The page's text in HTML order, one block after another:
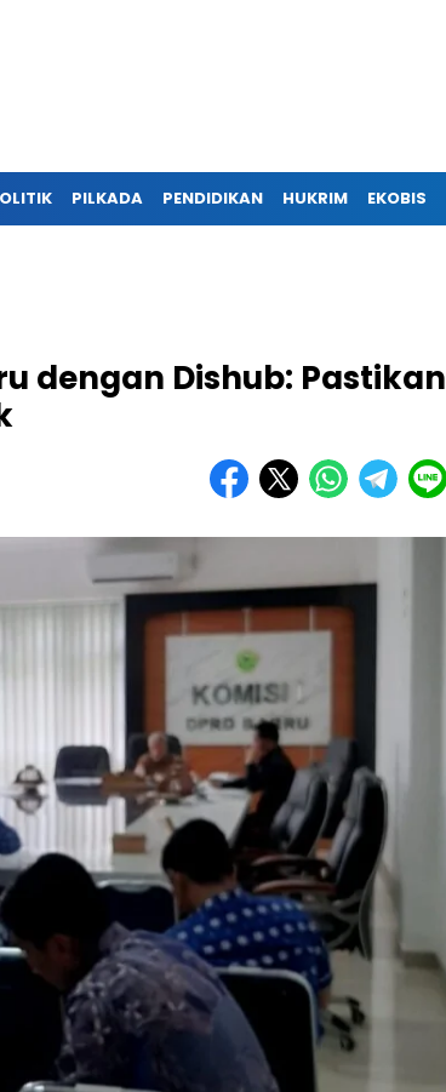
PILKADA PENDIDIKAN HUKRIM EKOBIS
dengan Dishub: Pastikan